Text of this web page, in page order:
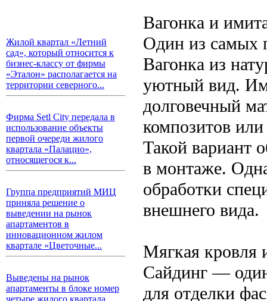
Жилой квартал «Летний
сад», который относится к
бизнес-классу от фирмы
«Эталон» располагается на
территории северного...
Фирма Setl City передала в
использование объекты
первой очереди жилого
квартала «Палацио»,
относящегося к...
Группа предприятий МИЦ
приняла решение о
выведении на рынок
апартаментов в
инновационном жилом
квартале «Цветочные...
Выведены на рынок
апартаменты в блоке номер
четыре жилого квартала
Вагонка и
Один из самых
Вагонка из
уютный вид.
долговечный
композитов
Такой вариант
в монтаже.
обработки
внешнего вида.
Мягкая кровля
Сайдинг —
для отделки